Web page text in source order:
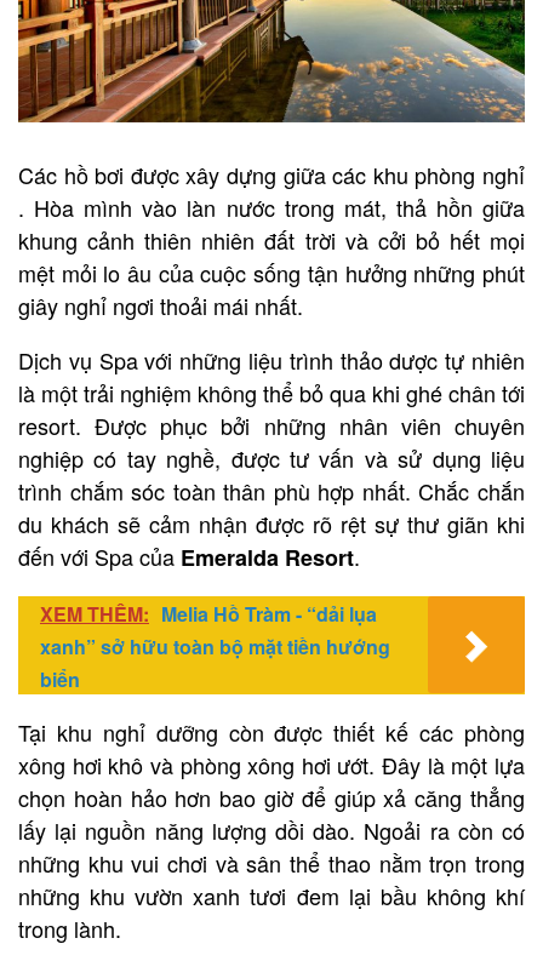
Các hồ bơi được xây dựng giữa các khu phòng nghỉ
. Hòa mình vào làn nước trong mát, thả hồn giữa
khung cảnh thiên nhiên đất trời và cởi bỏ hết mọi
mệt mỏi lo âu của cuộc sống tận hưởng những phút
giây nghỉ ngơi thoải mái nhất.
Dịch vụ Spa với những liệu trình thảo dược tự nhiên
là một trải nghiệm không thể bỏ qua khi ghé chân tới
resort. Được phục bởi những nhân viên chuyên
nghiệp có tay nghề, được tư vấn và sử dụng liệu
trình chắm sóc toàn thân phù hợp nhất. Chắc chắn
du khách sẽ cảm nhận được rõ rệt sự thư giãn khi
đến với Spa của Emeralda Resort.
XEM THÊM: Melia Hồ Tràm - “dải lụa
xanh” sở hữu toàn bộ mặt tiền hướng
biển
Tại khu nghỉ dưỡng còn được thiết kế các phòng
xông hơi khô và phòng xông hơi ướt. Đây là một lựa
chọn hoàn hảo hơn bao giờ để giúp xả căng thẳng
lấy lại nguồn năng lượng dồi dào. Ngoải ra còn có
những khu vui chơi và sân thể thao nằm trọn trong
những khu vườn xanh tươi đem lại bầu không khí
trong lành.